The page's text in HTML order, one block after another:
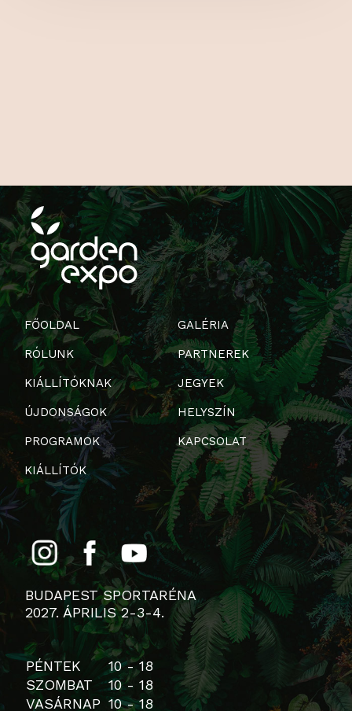
FŐOLDAL
RÓLUNK
KIÁLLÍTÓKNAK
ÚJDONSÁGOK
PROGRAMOK
KIÁLLÍTÓK
GALÉRIA
PARTNEREK
JEGYEK
HELYSZÍN
KAPCSOLAT
BUDAPEST SPORTARÉNA
2027. ÁPRILIS 2-3-4.
PÉNTEK
10 - 18
SZOMBAT
10 - 18
VASÁRNAP 10 - 18